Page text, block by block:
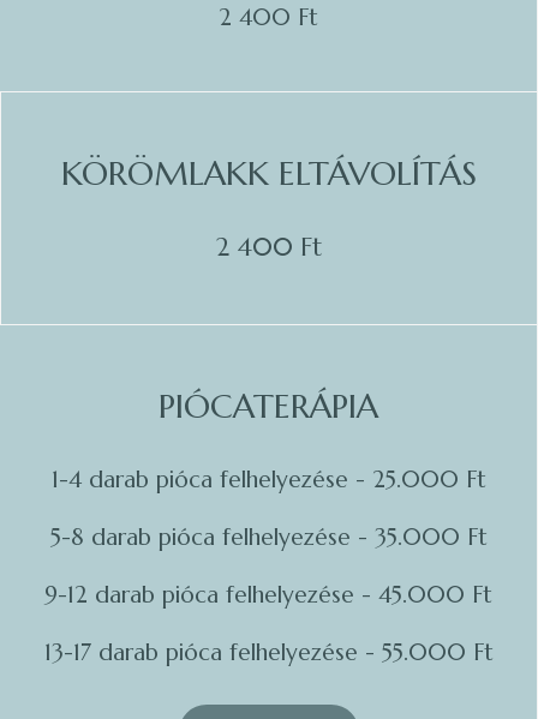
2 400 Ft
KÖRÖMLAKK ELTÁVOLÍTÁS
2 400 Ft
PIÓCATERÁPIA
1-4 darab pióca felhelyezése - 25.000 Ft
5-8 darab pióca felhelyezése - 35.000 Ft
9-12 darab pióca felhelyezése - 45.000 Ft
13-17 darab pióca felhelyezése - 55.000 Ft